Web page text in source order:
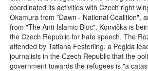
coordinated its activities with Czech right
Okamura from "Dawn - National Coalition",
from "The Anti-Islamic Bloc". Konvička is
the Czech Republic for hate speech. The
attended by Tatiana Festerling, a Pegida
journalists in the Czech Republic that the
government towards the refugees is "a